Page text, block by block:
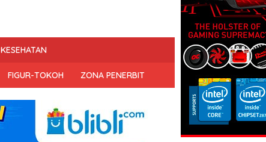
KESEHATAN
FIGUR-TOKOH ZONA PENERBIT